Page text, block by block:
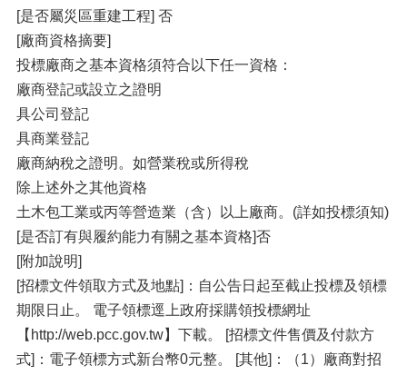
[是否屬災區重建工程] 否
[廠商資格摘要]
投標廠商之基本資格須符合以下任一資格：
廠商登記或設立之證明
具公司登記
具商業登記
廠商納稅之證明。如營業稅或所得稅
除上述外之其他資格
土木包工業或丙等營造業（含）以上廠商。(詳如投標須知)
[是否訂有與履約能力有關之基本資格]否
[附加說明]
[招標文件領取方式及地點]：自公告日起至截止投標及領標
期限日止。 電子領標逕上政府採購領投標網址
【http://web.pcc.gov.tw】下載。 [招標文件售價及付款方
式]：電子領標方式新台幣0元整。 [其他]：（1）廠商對招